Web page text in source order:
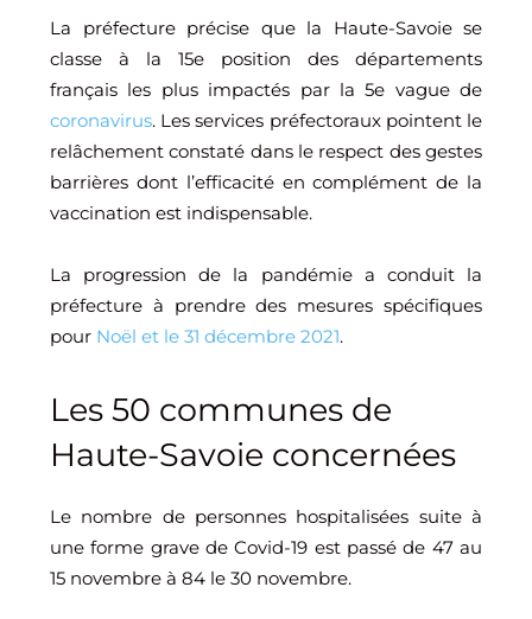
La préfecture précise que la Haute-Savoie se
classe à la 15e position des départements
français les plus impactés par la 5e vague de
coronavirus. Les services préfectoraux pointent le
relâchement constaté dans le respect des gestes
barrières dont l’efficacité en complément de la
vaccination est indispensable.
La progression de la pandémie a conduit la
préfecture à prendre des mesures spécifiques
pour Noël et le 31 décembre 2021.
Les 50 communes de
Haute-Savoie concernées
Le nombre de personnes hospitalisées suite à
une forme grave de Covid-19 est passé de 47 au
15 novembre à 84 le 30 novembre.